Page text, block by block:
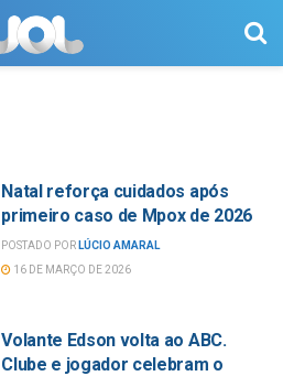
Natal reforça cuidados após
primeiro caso de Mpox de 2026
POSTADO POR LÚCIO AMARAL
16 DE MARÇO DE 2026
Volante Edson volta ao ABC.
Clube e jogador celebram o